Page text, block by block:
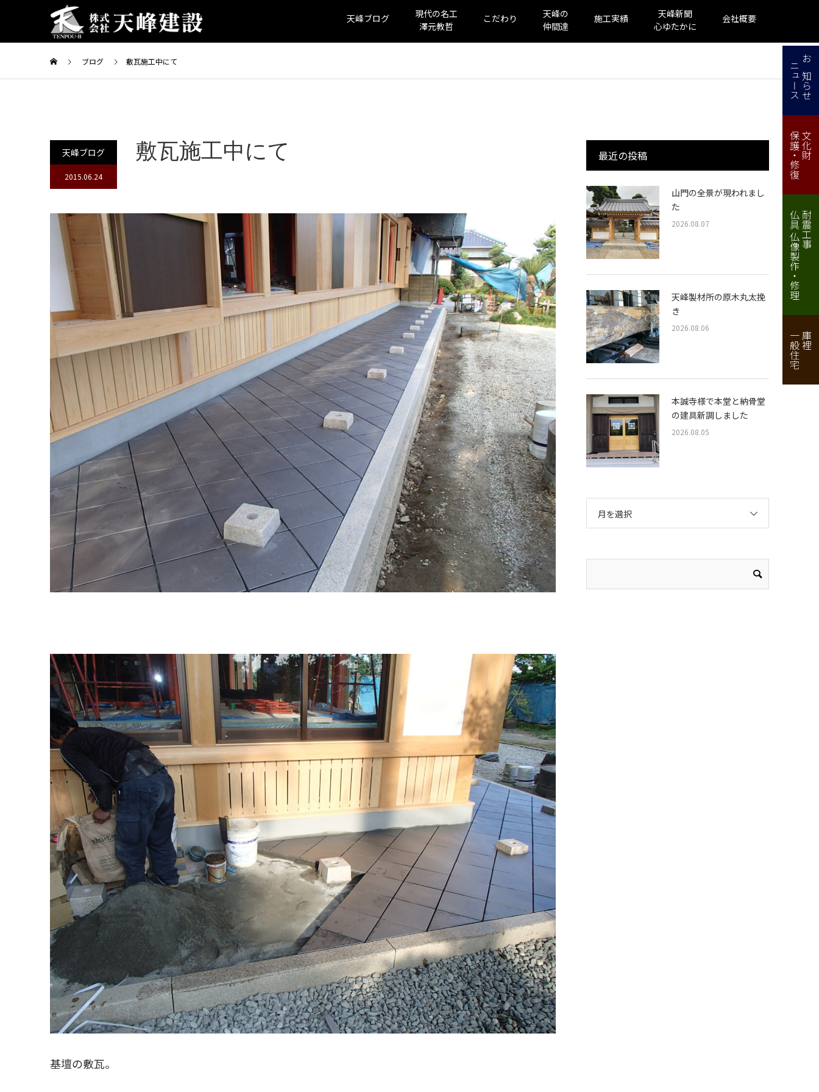
天峰ブログ
現代の名工
澤元教哲
こだわり
天峰の
仲間達
施工実績
天峰新聞
心ゆたかに
会社概要
ブログ 敷瓦施工中にて
天峰ブログ
2015.06.24
敷瓦施工中にて
基壇の敷瓦。
最近の投稿
山門の全景が現われまし
た
2026.08.07
天峰製材所の原木丸太挽
き
2026.08.06
本誠寺様で本堂と納骨堂
の建具新調しました
2026.08.05
月を選択
お知らせ
ニュース
文化財
保護・修復
耐震工事
仏具 仏像製作・修理
庫裡
一般住宅